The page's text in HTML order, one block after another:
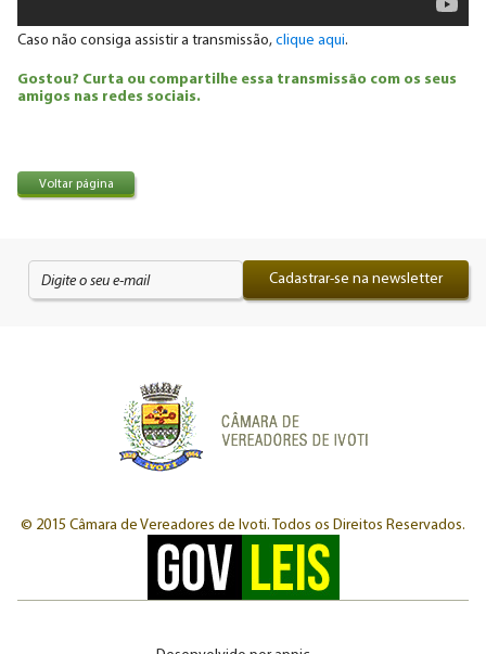
Caso não consiga assistir a transmissão, clique aqui.
Gostou? Curta ou compartilhe essa transmissão com os seus
amigos nas redes sociais.
Voltar página
Cadastrar-se na newsletter
© 2015 Câmara de Vereadores de Ivoti. Todos os Direitos Reservados.